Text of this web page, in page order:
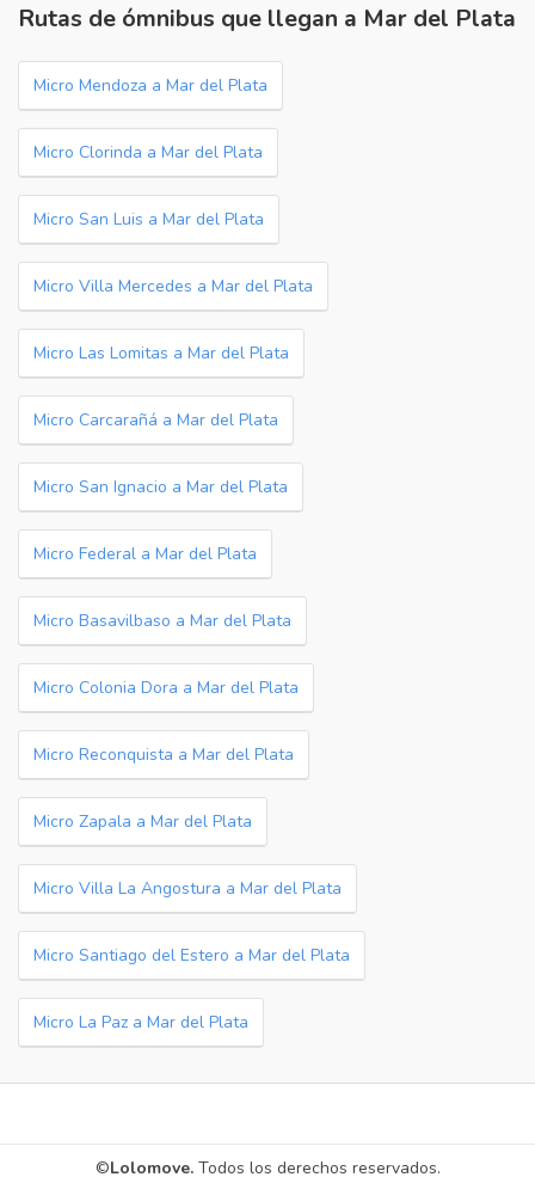
Rutas de ómnibus que llegan a Mar del Plata
Micro Mendoza a Mar del Plata
Micro Clorinda a Mar del Plata
Micro San Luis a Mar del Plata
Micro Villa Mercedes a Mar del Plata
Micro Las Lomitas a Mar del Plata
Micro Carcarañá a Mar del Plata
Micro San Ignacio a Mar del Plata
Micro Federal a Mar del Plata
Micro Basavilbaso a Mar del Plata
Micro Colonia Dora a Mar del Plata
Micro Reconquista a Mar del Plata
Micro Zapala a Mar del Plata
Micro Villa La Angostura a Mar del Plata
Micro Santiago del Estero a Mar del Plata
Micro La Paz a Mar del Plata
©Lolomove. Todos los derechos reservados.